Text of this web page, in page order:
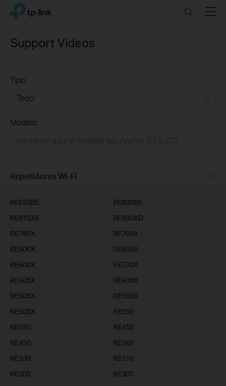
Click
navigation
TP-Link, Reliably Smart SearchMenu
Support Videos
Tipo:
Empresas
Modelo:
Repetidores Wi-Fi
RE655BE
RE800BE
RE815XE
RE900XD
RE780X
RE705X
RE600X
RE605X
RE600X
RE700X
RE605X
RE605X
RE505X
RE505X
RE500X
RE550
RE650
RE455
RE450
RE365
RE330
RE315
RE305
RE305